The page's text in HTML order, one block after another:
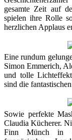
gesamte Zeit auf
spielen ihre Rolle
herzlichen Applaus
Eine rundum
Simon Emmerich,
und tolle
sind die
Sowie perfekte
Claudia Kücherer.
Finn Münch in